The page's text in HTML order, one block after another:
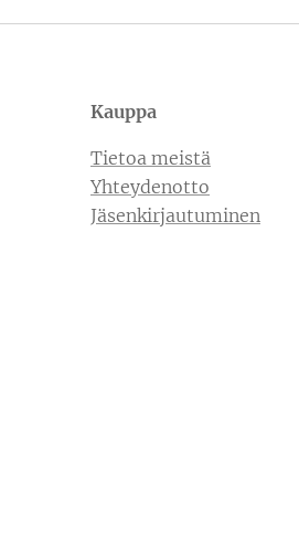
Kauppa
Tietoa meistä
Yhteydenotto
Jäsenkirjautuminen